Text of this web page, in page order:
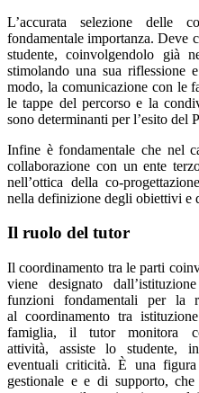
L’accurata selezione delle
fondamentale importanza. Deve
studente, coinvolgendolo già
stimolando una sua riflessione
modo, la comunicazione con le
le tappe del percorso e la
sono determinanti per l’esito del
Infine è fondamentale che nel
collaborazione con un ente
nell’ottica della co-
nella definizione degli obiettivi e
Il ruolo del tutor
Il coordinamento tra le parti
viene designato
funzioni fondamentali per la
al coordinamento tra
famiglia, il tutor monitora
attività, assiste lo studente,
eventuali criticità. È una
gestionale e e di supporto,